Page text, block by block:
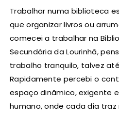
Trabalhar numa biblioteca
que organizar livros ou
comecei a trabalhar na
Secundária da Lourinhã,
trabalho tranquilo, talvez
Rapidamente percebi o
espaço dinâmico, exigente
humano, onde cada dia